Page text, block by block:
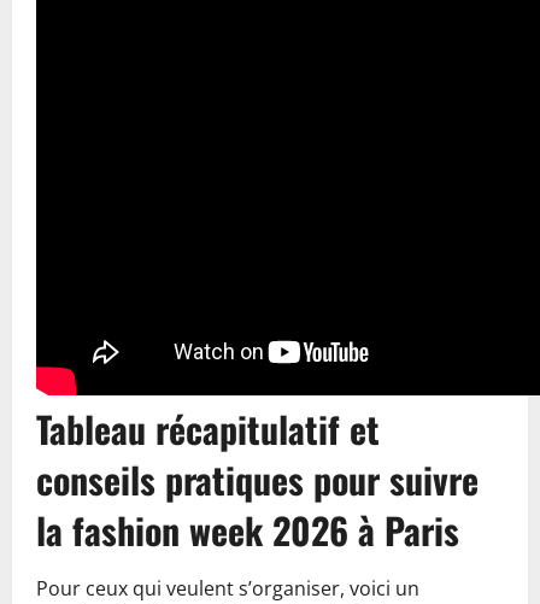
Tableau récapitulatif et
conseils pratiques pour suivre
la fashion week 2026 à Paris
Pour ceux qui veulent s’organiser, voici un